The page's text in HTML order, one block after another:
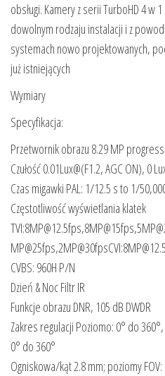
obsługi. Kamery z serii TurboHD 4 w
dowolnym rodzaju instalacji i z
systemach nowo projektowanych,
już istniejących
Wymiary
Specyfikacja:
Przetwornik obrazu 8.29 MP
Czułość 0.01Lux@(F1.2, AGC ON), 0
Czas migawki PAL: 1/12.5 s to 1/
Częstotliwość wyświetlania klatek
CVBS: 960H P/N
Dzień & Noc Filtr IR
Funkcje obrazu DNR, 105 dB DWDR
Zakres regulacji Poziomo: 0° do
0° do 360°
Ogniskowa/kąt 2.8 mm; poziomy FOV: